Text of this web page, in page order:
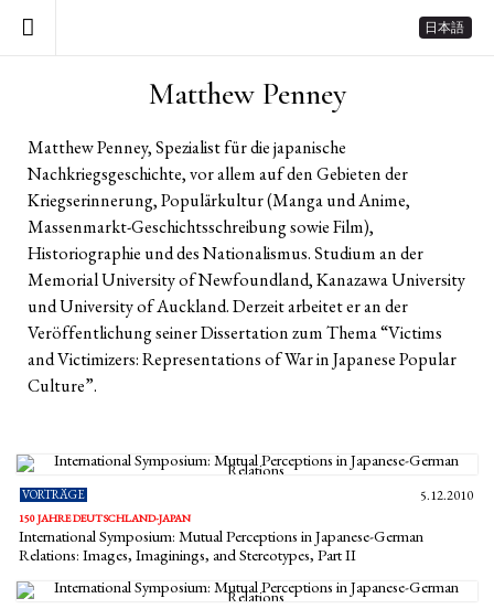
日本語
Matthew Penney
Matthew Penney, Spezialist für die japanische
Nachkriegsgeschichte, vor allem auf den Gebieten der
Kriegserinnerung, Populärkultur (Manga und Anime,
Massenmarkt-Geschichtsschreibung sowie Film),
Historiographie und des Nationalismus. Studium an der
Memorial University of Newfoundland, Kanazawa University
und University of Auckland. Derzeit arbeitet er an der
Veröffentlichung seiner Dissertation zum Thema “Victims
and Victimizers: Representations of War in Japanese Popular
Culture”.
VORTRÄGE 5.12.2010
150 JAHRE DEUTSCHLAND-JAPAN
International Symposium: Mutual Perceptions in Japanese-German
Relations: Images, Imaginings, and Stereotypes, Part II